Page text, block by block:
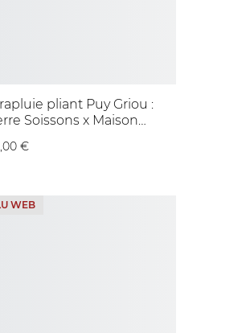
pliant Puy Griou :
Soissons x Maison
€
WEB